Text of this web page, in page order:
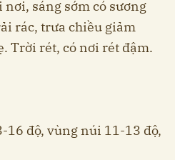
sáng sớm có sương
rác, trưa chiều giảm
Trời rét, có nơi rét đậm.
16 độ, vùng núi 11-13 độ,